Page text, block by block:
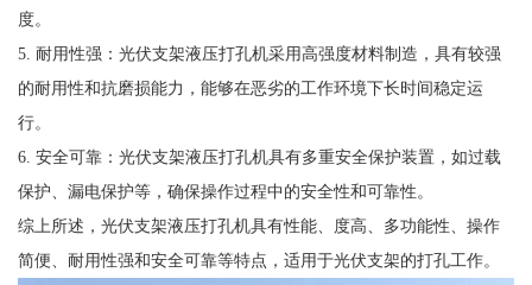
度。
5. 耐用性强：光伏支架液压打孔机采用高强度材料制造，具有较强
的耐用性和抗磨损能力，能够在恶劣的工作环境下长时间稳定运
行。
6. 安全可靠：光伏支架液压打孔机具有多重安全保护装置，如过载
保护、漏电保护等，确保操作过程中的安全性和可靠性。
综上所述，光伏支架液压打孔机具有性能、度高、多功能性、操作
简便、耐用性强和安全可靠等特点，适用于光伏支架的打孔工作。